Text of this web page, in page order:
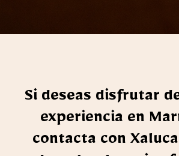
Si deseas disfrutar
experiencia en
contacta con